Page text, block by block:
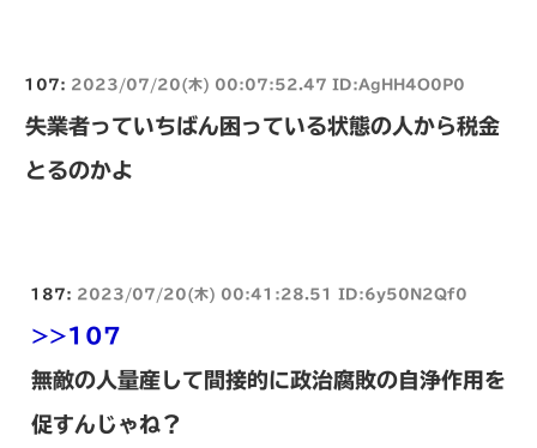
107: 2023/07/20(木) 00:07:52.47 ID:AgHH4O0P0
失業者っていちばん困っている状態の人から税金
とるのかよ
187: 2023/07/20(木) 00:41:28.51 ID:6y50N2Qf0
>>107
無敵の人量産して間接的に政治腐敗の自浄作用を
促すんじゃね？